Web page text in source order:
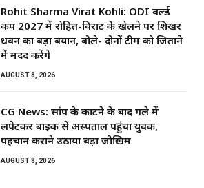
Rohit Sharma Virat Kohli: ODI वर्ल्ड
कप 2027 में रोहित-विराट के खेलने पर शिखर
धवन का बड़ा बयान, बोले- दोनों टीम को जिताने
में मदद करेंगे
AUGUST 8, 2026
CG News: सांप के काटने के बाद गले में
लपेटकर बाइक से अस्पताल पहुंचा युवक,
पहचान कराने उठाया बड़ा जोखिम
AUGUST 8, 2026